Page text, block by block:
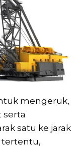
mengeruk,
satu ke jarak
tertentu,